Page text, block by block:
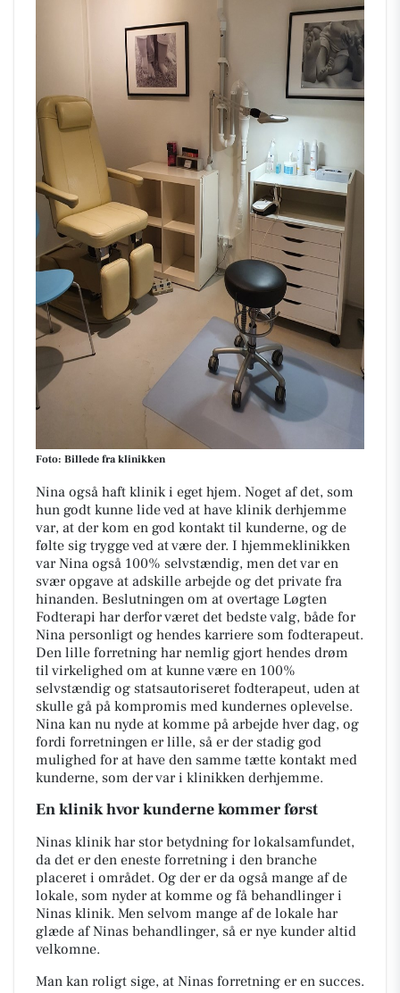
Foto: Billede fra klinikken
Nina også haft klinik i eget hjem. Noget af det, som
hun godt kunne lide ved at have klinik derhjemme
var, at der kom en god kontakt til kunderne, og de
følte sig trygge ved at være der. I hjemmeklinikken
var Nina også 100% selvstændig, men det var en
svær opgave at adskille arbejde og det private fra
hinanden. Beslutningen om at overtage Løgten
Fodterapi har derfor været det bedste valg, både for
Nina personligt og hendes karriere som fodterapeut.
Den lille forretning har nemlig gjort hendes drøm
til virkelighed om at kunne være en 100%
selvstændig og statsautoriseret fodterapeut, uden at
skulle gå på kompromis med kundernes oplevelse.
Nina kan nu nyde at komme på arbejde hver dag, og
fordi forretningen er lille, så er der stadig god
mulighed for at have den samme tætte kontakt med
kunderne, som der var i klinikken derhjemme.
En klinik hvor kunderne kommer først
Ninas klinik har stor betydning for lokalsamfundet,
da det er den eneste forretning i den branche
placeret i området. Og der er da også mange af de
lokale, som nyder at komme og få behandlinger i
Ninas klinik. Men selvom mange af de lokale har
glæde af Ninas behandlinger, så er nye kunder altid
velkomne.
Man kan roligt sige, at Ninas forretning er en succes.